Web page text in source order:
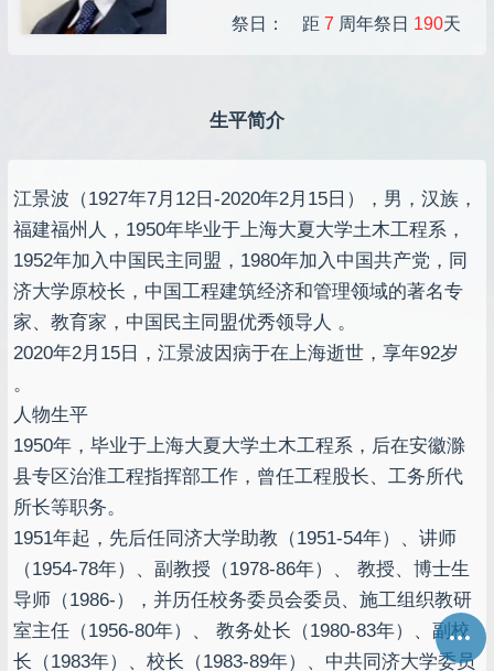
祭日： 距 7 周年祭日 190天
生平简介
江景波（1927年7月12日-2020年2月15日），男，汉族，
福建福州人，1950年毕业于上海大夏大学土木工程系，
1952年加入中国民主同盟，1980年加入中国共产党，同
济大学原校长，中国工程建筑经济和管理领域的著名专
家、教育家，中国民主同盟优秀领导人 。
2020年2月15日，江景波因病于在上海逝世，享年92岁
。
人物生平
1950年，毕业于上海大夏大学土木工程系，后在安徽滁
县专区治淮工程指挥部工作，曾任工程股长、工务所代
所长等职务。
1951年起，先后任同济大学助教（1951-54年）、讲师
（1954-78年）、副教授（1978-86年）、 教授、博士生
导师（1986-），并历任校务委员会委员、施工组织教研
室主任（1956-80年）、 教务处长（1980-83年）、副校
长（1983年）、校长（1983-89年）、中共同济大学委员